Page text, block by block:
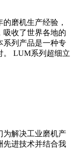
磨机生产经验，
吸收了世界各地的
系列产品是一种专
。 LUM系列超细立
为解决工业磨机产
先进技术并结合我